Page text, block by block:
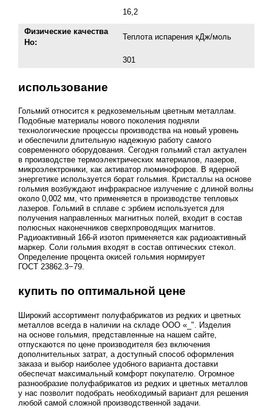
16,2
Физические качества
Но:
Теплота испарения кДж/моль
301
использование
Гольмий относится к редкоземельным цветным металлам.
Подобные материалы нового поколения подняли
технологические процессы производства на новый уровень
и обеспечили длительную надежную работу самого
современного оборудования. Сегодня гольмий стал актуален
в производстве термоэлектрических материалов, лазеров,
микроэлектроники, как активатор люминофоров. В ядерной
энергетике используется борат гольмия. Кристаллы на основе
гольмия возбуждают инфракрасное излучение с длиной волны
около 0,002 мм, что применяется в производстве тепловых
лазеров. Гольмий в сплаве с эрбием используется для
получения направленных магнитных полей, входит в состав
полюсных наконечников сверхпроводящих магнитов.
Радиоактивный 166-й изотоп применяется как радиоактивный
маркер. Соли гольмия входят в состав оптических стекол.
Определение процента окисей гольмия нормирует
ГОСТ 23862.3−79.
купить по оптимальной цене
Широкий ассортимент полуфабрикатов из редких и цветных
металлов всегда в наличии на складе ООО «_". Изделия
на основе гольмия, представленные на нашем сайте,
отпускаются по цене производителя без включения
дополнительных затрат, а доступный способ оформления
заказа и выбор наиболее удобного варианта доставки
обеспечат максимальный комфорт покупателю. Огромное
разнообразие полуфабрикатов из редких и цветных металлов
у нас позволит подобрать необходимый вариант для решения
любой самой сложной производственной задачи.